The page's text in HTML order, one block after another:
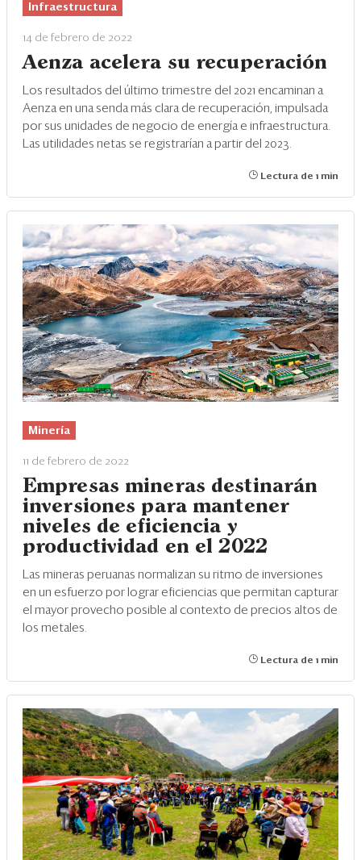
Infraestructura
14 de febrero de 2022
Aenza acelera su recuperación
Los resultados del último trimestre del 2021 encaminan a
Aenza en una senda más clara de recuperación, impulsada
por sus unidades de negocio de energía e infraestructura.
Las utilidades netas se registrarían a partir del 2023.
Lectura de 1 min
Minería
11 de febrero de 2022
Empresas mineras destinarán
inversiones para mantener
niveles de eficiencia y
productividad en el 2022
Las mineras peruanas normalizan su ritmo de inversiones
en un esfuerzo por lograr eficiencias que permitan capturar
el mayor provecho posible al contexto de precios altos de
los metales.
Lectura de 1 min